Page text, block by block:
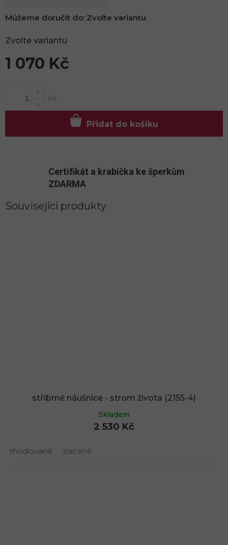
1 070 Kč
Zvolte variantu
Můžeme doručit do: Zvolte variantu
Přidat do košíku
Certifikát a krabička ke šperkům
ZDARMA
Související produkty
stříbrné náušnice - strom života (2155-4)
Skladem
2 530 Kč
rhodiované zlacené